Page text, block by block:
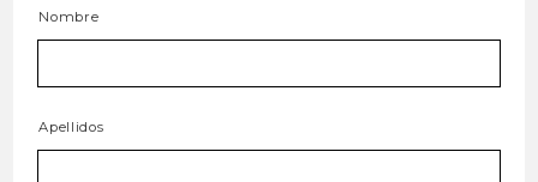
Nombre
Apellidos